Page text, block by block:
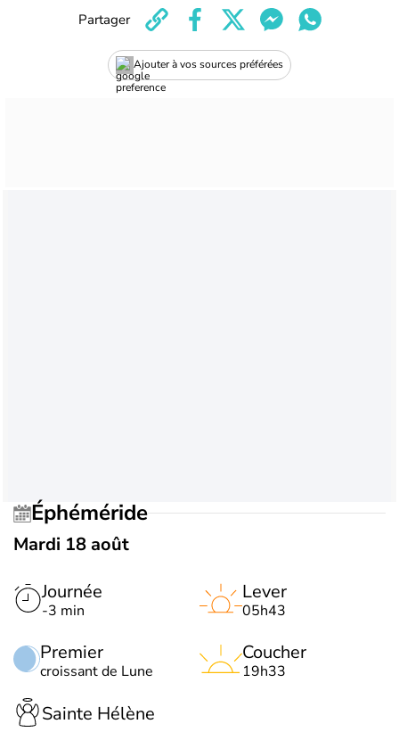
Ajouter à vos sources préférées
Partager
Éphéméride
Mardi 18 août
Journée
-3 min
Premier
croissant de Lune
Lever
05h43
Coucher
19h33
Sainte Hélène